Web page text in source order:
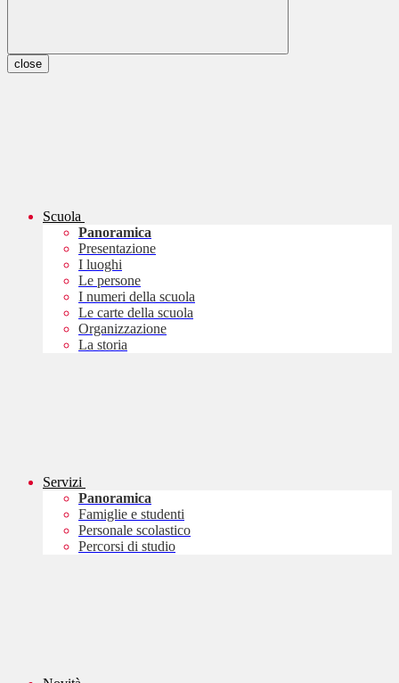
close
Scuola
Panoramica
Presentazione
I luoghi
Le persone
I numeri della scuola
Le carte della scuola
Organizzazione
La storia
Servizi
Panoramica
Famiglie e studenti
Personale scolastico
Percorsi di studio